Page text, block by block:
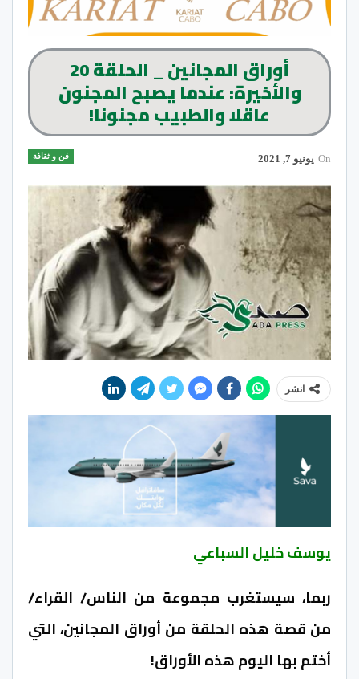
أوراق المجانين _ الحلقة 20
والأخيرة: عندما يصبح المجنون
عاقلا والطبيب مجنونا!
فن و ثقافة On يونيو 7, 2021
انشر
يوسف خليل السباعي
ربما، سيستغرب مجموعة من الناس/ القراء/
من قصة هذه الحلقة من أوراق المجانين، التي
أختم بها اليوم هذه الأوراق!